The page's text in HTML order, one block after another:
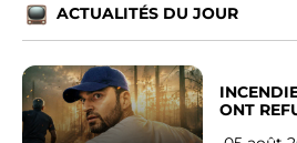
ACTUALITÉS DU JOUR
ONT